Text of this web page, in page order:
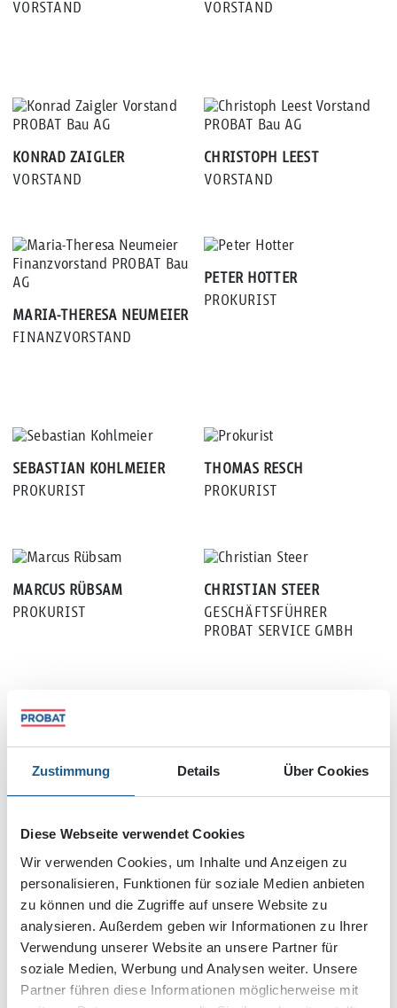
Zustimmung Details Über Cookies
Diese Webseite verwendet Cookies
Wir verwenden Cookies, um Inhalte und Anzeigen zu
personalisieren, Funktionen für soziale Medien anbieten
zu können und die Zugriffe auf unsere Website zu
analysieren. Außerdem geben wir Informationen zu Ihrer
Verwendung unserer Website an unsere Partner für
soziale Medien, Werbung und Analysen weiter. Unsere
Partner führen diese Informationen möglicherweise mit
VORSTAND
VORSTAND
KONRAD ZAIGLER
VORSTAND
CHRISTOPH LEEST
VORSTAND
MARIA-THERESA NEUMEIER
FINANZVORSTAND
PETER HOTTER
PROKURIST
SEBASTIAN KOHLMEIER
PROKURIST
THOMAS RESCH
PROKURIST
MARCUS RÜBSAM
PROKURIST
CHRISTIAN STEER
GESCHÄFTSFÜHRER
PROBAT SERVICE GMBH
MITARBEITER
KALKULATION
THOMAS MICHALIK
DIPL.-ING. (UNIV.)
LEITUNG KALKULATION
GEORGIOS PETROU
MASTER OF ENGINEERING
KALKULATOR SF-BAU
OBERBAULEITUNG